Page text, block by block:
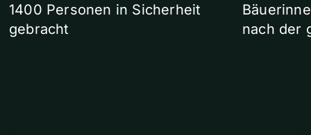
1400 Personen in Sicherheit
gebracht
nach der